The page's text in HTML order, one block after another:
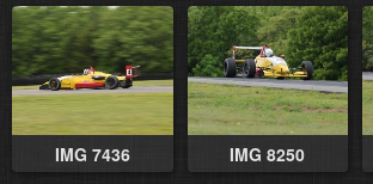
IMG 7436 IMG 8250